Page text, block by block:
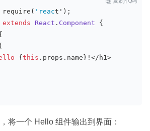
require( 'react');
extends React . Component
{
{this .props.name}!</h1>
将一个 Hello 组件输出到界面：